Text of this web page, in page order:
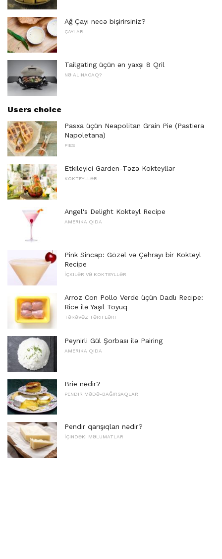
Ağ Çayı necə bişirirsiniz?
ÇAYLAR
Tailgating üçün ən yaxşı 8 Qril
NƏ ALINACAQ?
Users choice
Pasxa üçün Neapolitan Grain Pie (Pastiera
Napoletana)
PIES
Etkileyici Garden-Təzə Kokteyllər
KOKTEYLLƏR
Angel's Delight Kokteyl Recipe
AMERIKA QIDA
Pink Sincap: Gözəl və Çəhrayı bir Kokteyl
Recipe
İÇKILƏR VƏ KOKTEYLLƏR
Arroz Con Pollo Verde üçün Dadlı Recipe:
Rice ilə Yaşıl Toyuq
TƏRƏVƏZ TƏRIFLƏRI
Peynirli Gül Şorbası ilə Pairing
AMERIKA QIDA
Brie nədir?
PENDIR MƏDƏ-BAĞIRSAQLARI
Pendir qarışıqları nədir?
İÇINDƏKI MƏLUMATLAR